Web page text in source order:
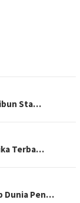
Sta…
Terba…
Dunia Pen…